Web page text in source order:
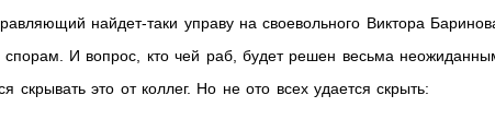
найдет-таки управу на своевольного Виктора
И вопрос, кто чей раб, будет решен весьма
скрывать это от коллег. Но не ото всех удается скрыть: